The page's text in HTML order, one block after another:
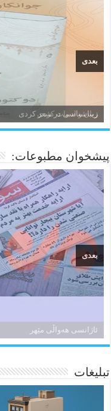
زیباشناسی در شعر کردی
بعدی
پیشخوان مطبوعات:
ئاژانسی هەواڵی مێهر
بعدی
تبلیغات